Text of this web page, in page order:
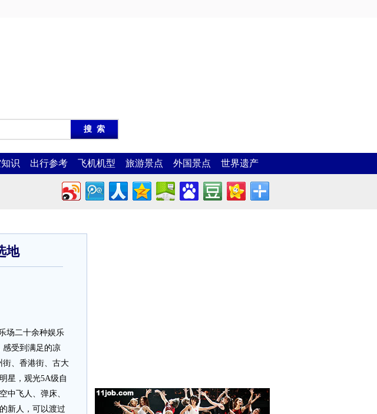
识 出行参考 飞机机型 旅游景点 外国景点 世界遗产
地
场二十余种娱乐
感受到满足的凉
街、香港街、古大
星，观光5A级自
中飞人、弹床、
新人，可以渡过